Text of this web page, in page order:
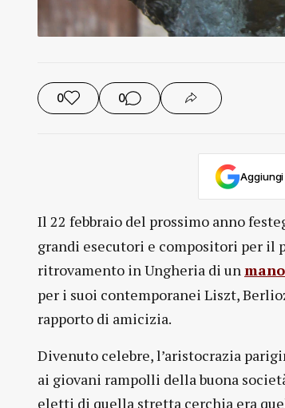
0 0
Il 22 febbraio del prossimo anno
grandi esecutori e compositori per il
ritrovamento in Ungheria di un
per i suoi contemporanei Liszt,
rapporto di amicizia.
Divenuto celebre, l’aristocrazia
ai giovani rampolli della buona
eletti di quella stretta cerchia era